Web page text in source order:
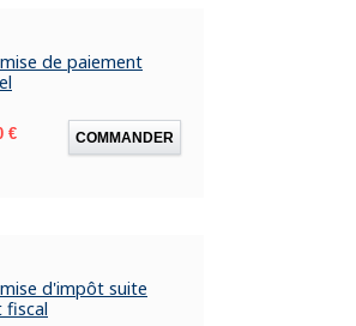
de paiement
€ COMMANDER
d'impôt suite
fiscal